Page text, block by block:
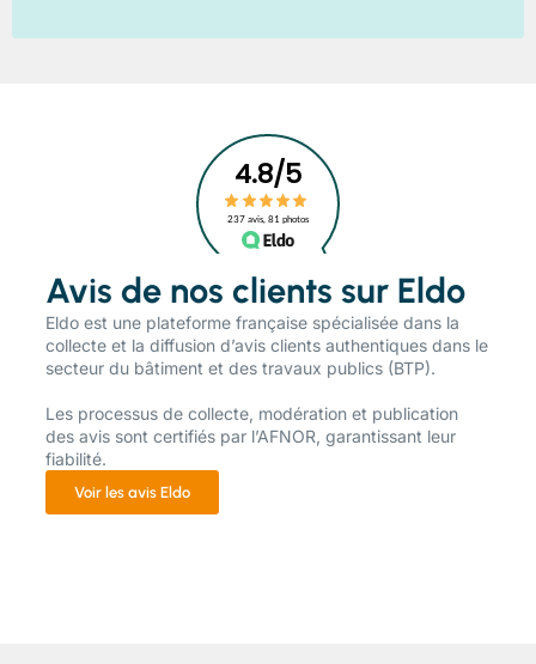
Avis de nos clients sur Eldo
​Eldo est une plateforme française spécialisée dans la
collecte et la diffusion d’avis clients authentiques dans le
secteur du bâtiment et des travaux publics (BTP).
Les processus de collecte, modération et publication
des avis sont certifiés par l’AFNOR, garantissant leur
fiabilité.
Voir les avis Eldo